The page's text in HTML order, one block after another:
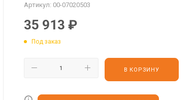
Артикул: 00-07020503
35 913 ₽
Под заказ
В КОРЗИНУ